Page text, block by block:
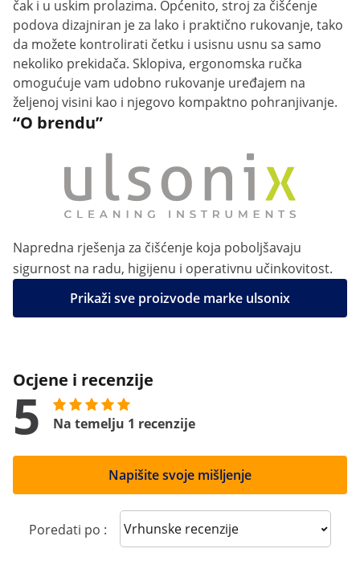
čak i u uskim prolazima. Općenito, stroj za čišćenje
podova dizajniran je za lako i praktično rukovanje, tako
da možete kontrolirati četku i usisnu usnu sa samo
nekoliko prekidača. Sklopiva, ergonomska ručka
omogućuje vam udobno rukovanje uređajem na
željenoj visini kao i njegovo kompaktno pohranjivanje.
“O brendu”
Napredna rješenja za čišćenje koja poboljšavaju
sigurnost na radu, higijenu i operativnu učinkovitost.
Prikaži sve proizvode marke ulsonix
Ocjene i recenzije
5 Na temelju 1 recenzije
Napišite svoje mišljenje
Poredati po : Sort reviews